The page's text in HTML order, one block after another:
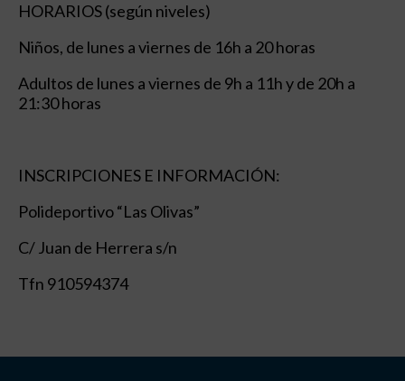
HORARIOS (según niveles)
Niños, de lunes a viernes de 16h a 20 horas
Adultos de lunes a viernes de 9h a 11h y de 20h a
21:30 horas
INSCRIPCIONES E INFORMACIÓN:
Polideportivo “Las Olivas”
C/ Juan de Herrera s/n
Tfn 910594374